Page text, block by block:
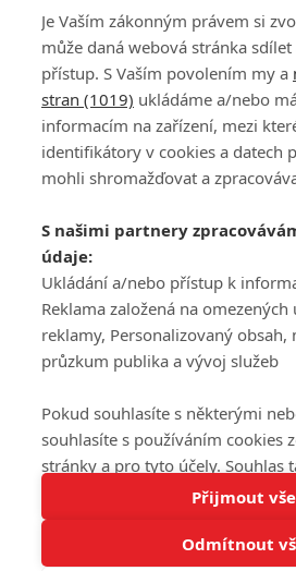
Tato stránka používá soubory
Rozumím
DISKUZE
Šéfredaktorkou webu jePetr Slavík, e-
Máte-li zájem o inzerci na našem
Ochrana osobních údajů|Zásady
Upravit nastavení
© 2016 – 2026
Je Vaším zákonným právem si
může daná webová stránka
přístup. S Vaším povolením my a
stran (1019) ukládáme a/nebo
informacím na zařízení, mezi
identifikátory v cookies a datech
mohli shromažďovat a
S našimi partnery
údaje:
Ukládání a/nebo přístup k
Reklama založená na
reklamy, Personalizovaný obsah,
průzkum publika a vývoj služeb
Pokud souhlasíte s některými
souhlasíte s používáním cookies
stránky a pro tyto účely. Souhlas
odmítnout, ale v takovém případě
nebudou k dispozici některé
Vaše volby souhlasu se budou
Přijmout vše
Odmítnout